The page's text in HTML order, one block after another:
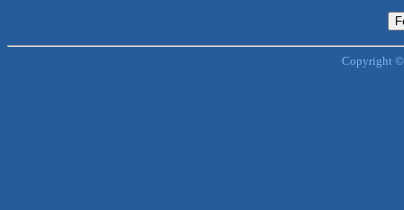
Copyright ©